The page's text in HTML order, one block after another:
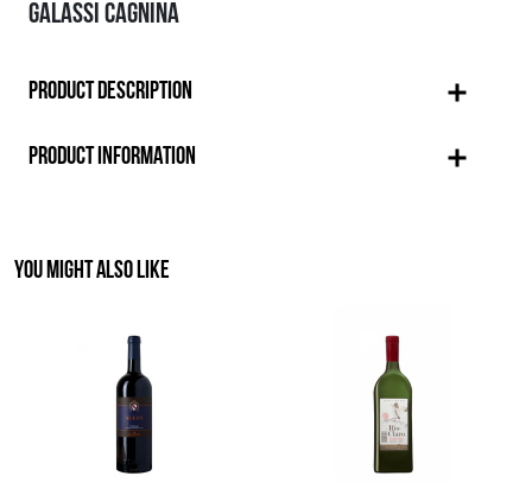
GALASSI CAGNINA
PRODUCT DESCRIPTION
PRODUCT INFORMATION
YOU MIGHT ALSO LIKE